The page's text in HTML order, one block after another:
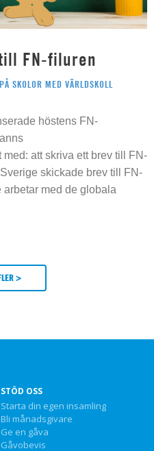
FN-filuren
SKOLOR MED VÄRLDSKOLL
höstens FN-
att skriva ett brev till FN-
skickade brev till FN-
arbetar med de globala
>
STÖD OSS
Starta din egen insamling
Bli månadsgivare
Ge en gåva
Gåvobevis